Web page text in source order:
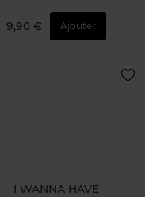
9,90 € Ajouter
I WANNA HAVE